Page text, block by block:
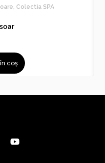
Colectia SPA
coș